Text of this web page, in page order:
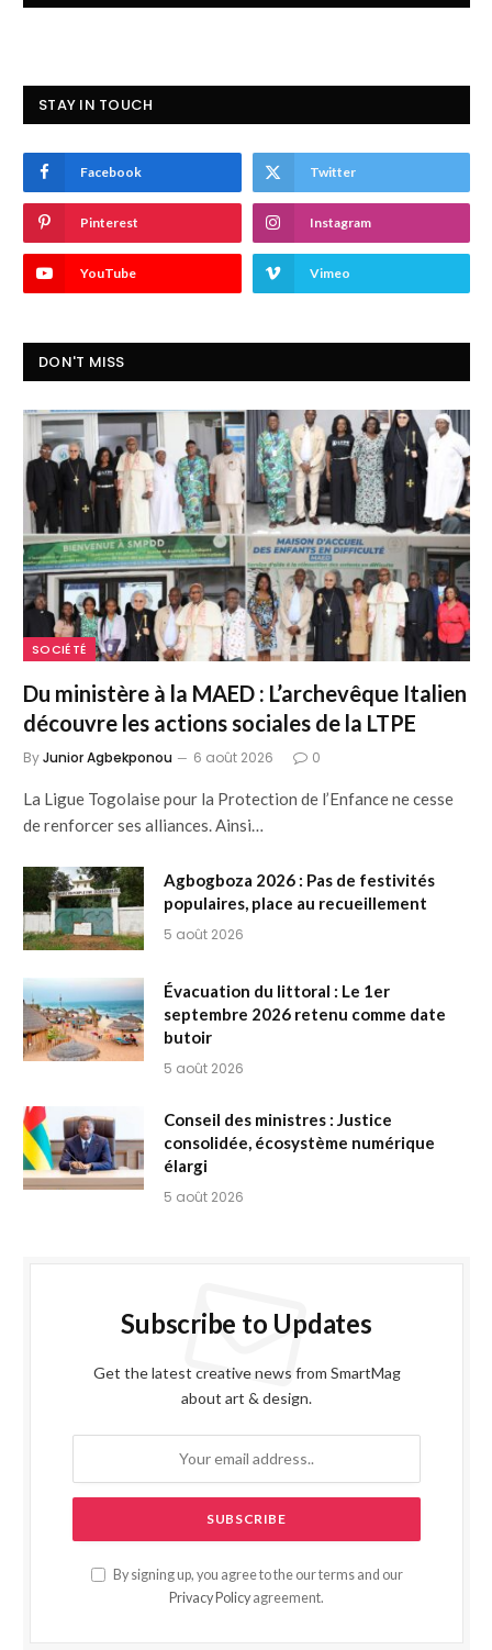
STAY IN TOUCH
Facebook Twitter
Pinterest Instagram
YouTube Vimeo
DON'T MISS
SOCIÉTÉ
Du ministère à la MAED : L’archevêque Italien
découvre les actions sociales de la LTPE
ByJunior Agbekponou 6 août 2026 0
La Ligue Togolaise pour la Protection de l’Enfance ne cesse
de renforcer ses alliances. Ainsi…
Agbogboza 2026 : Pas de festivités
populaires, place au recueillement
5 août 2026
Évacuation du littoral : Le 1er
septembre 2026 retenu comme date
butoir
5 août 2026
Conseil des ministres : Justice
consolidée, écosystème numérique
élargi
5 août 2026
Subscribe to Updates
Get the latest creative news from SmartMag
about art & design.
By signing up, you agree to the our terms and our
Privacy Policy agreement.